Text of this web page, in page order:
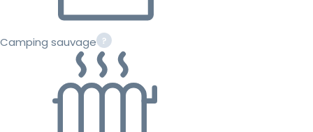
Camping sauvage